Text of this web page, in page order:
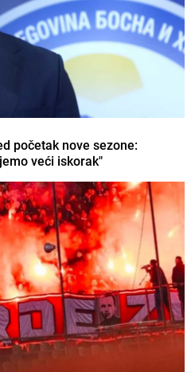
početak nove sezone:
veći iskorak"